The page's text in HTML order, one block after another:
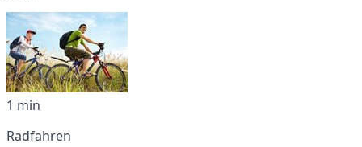
1 min
Radfahren